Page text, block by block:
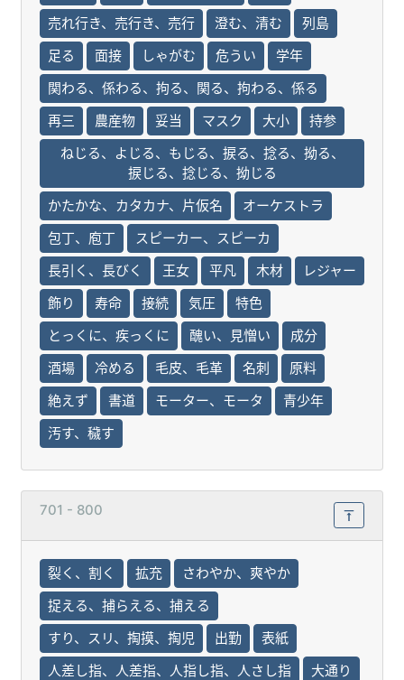
売れ行き、売行き、売行
澄む、清む
列島
足る
面接 しゃがむ 危うい
学年
関わる、係わる、拘る、関る、拘わる、係る
再三
農産物 妥当 マスク 大小
持参
ねじる、よじる、もじる、捩る、捻る、拗る、
捩じる、捻じる、拗じる
かたかな、カタカナ、片仮名
オーケストラ
包丁、庖丁
スピーカー、スピーカ
長引く、長びく
王女 平凡 木材
レジャー
飾り
寿命 接続 気圧
特色
とっくに、疾っくに
醜い、見憎い
成分
酒場
冷める 毛皮、毛革 名刺
原料
絶えず
書道 モーター、モータ
青少年
汚す、穢す
701 - 800
裂く、割く 拡充
さわやか、爽やか
捉える、捕らえる、捕える
すり、スリ、掏摸、掏児
出勤
表紙
人差し指、人差指、人指し指、人さし指
大通り